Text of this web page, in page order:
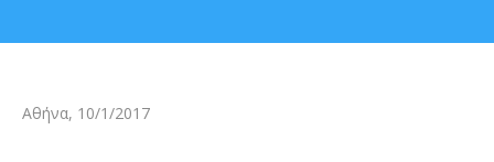
Αθήνα, 10/1/2017